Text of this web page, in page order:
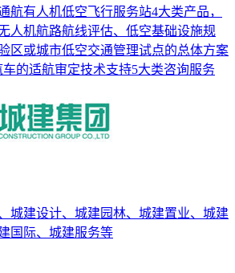
航有人机低空飞行服务站4大类产品，
人机航路航线评估、低空基础设施规
区或城市低空交通管理试点的总体方案
的适航审定技术支持5大类咨询服务
城建设计、城建园林、城建置业、城建
国际、城建服务等